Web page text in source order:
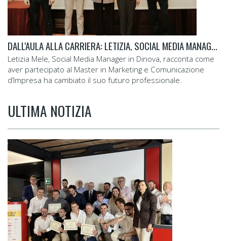
DALL'AULA ALLA CARRIERA: LETIZIA, SOCIAL MEDIA MANAGER.
Letizia Mele, Social Media Manager in Dinova, racconta come
aver partecipato al Master in Marketing e Comunicazione
d’Impresa ha cambiato il suo futuro professionale.
ULTIMA NOTIZIA